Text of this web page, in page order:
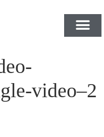
video–2